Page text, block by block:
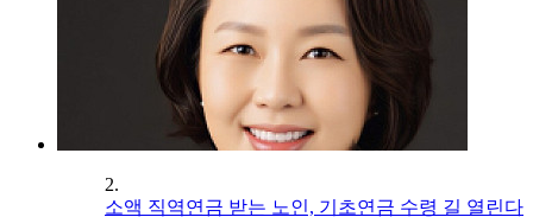
2.
소액 직역연금 받는 노인, 기초연금 수령 길 열린다